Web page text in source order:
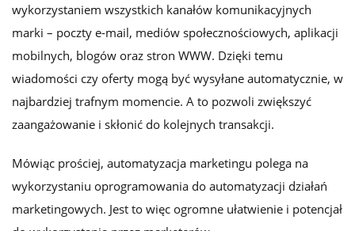
wykorzystaniem wszystkich kanałów komunikacyjnych
marki – poczty e-mail, mediów społecznościowych, aplikacji
mobilnych, blogów oraz stron WWW. Dzięki temu
wiadomości czy oferty mogą być wysyłane automatycznie, w
najbardziej trafnym momencie. A to pozwoli zwiększyć
zaangażowanie i skłonić do kolejnych transakcji.
Mówiąc prościej, automatyzacja marketingu polega na
wykorzystaniu oprogramowania do automatyzacji działań
marketingowych. Jest to więc ogromne ułatwienie i potencjał